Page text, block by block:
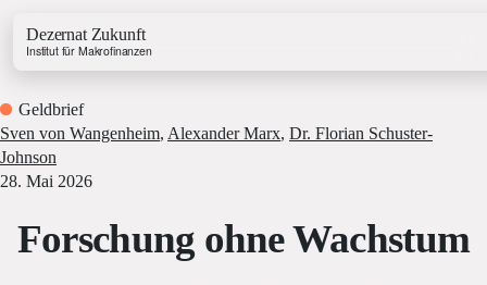
Dezernat Zukunft
Institut für Makrofinanzen
Growth & Budget Lab
Energy Lab
Geldbrief
Sven von Wangenheim, Alexander Marx, Dr. Florian Schuster-
Johnson
28. Mai 2026
Forschung ohne Wachstum